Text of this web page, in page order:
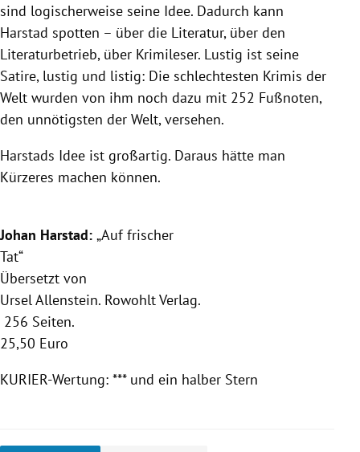
sind logischerweise seine Idee. Dadurch kann
Harstad spotten – über die Literatur, über den
Literaturbetrieb, über Krimileser. Lustig ist seine
Satire, lustig und listig: Die schlechtesten Krimis der
Welt wurden von ihm noch dazu mit 252 Fußnoten,
den unnötigsten der Welt, versehen.
Harstads Idee ist großartig. Daraus hätte man
Kürzeres machen können.
Johan Harstad: „Auf frischer
Tat“
Übersetzt von
Ursel Allenstein. Rowohlt Verlag.
256 Seiten.
25,50 Euro
KURIER-Wertung: *** und ein halber Stern